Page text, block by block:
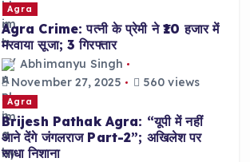
Agra
Agra Crime: पत्नी के प्रेमी ने ₹10 हजार में
मरवाया सूजा; 3 गिरफ्तार
Abhimanyu Singh
November 27, 2025
560 views
Agra
Brijesh Pathak Agra: “यूपी में नहीं
आने देंगे जंगलराज Part-2”; अखिलेश पर
साधा निशाना